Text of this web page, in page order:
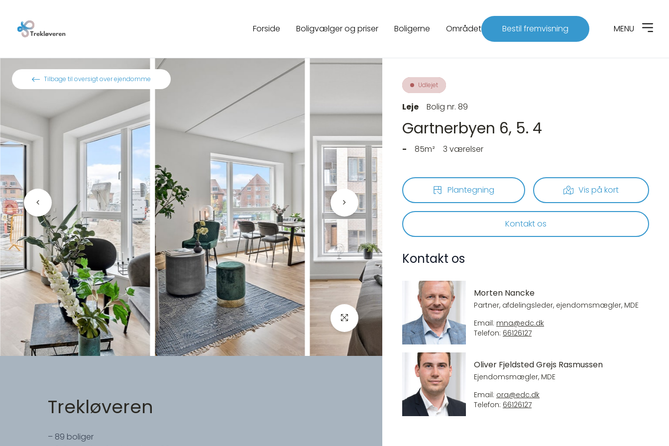
Forside Boligvælger og priser Boligerne Området Bestil fremvisning MENU
Tilbage til oversigt over ejendomme
Udlejet
Leje Bolig nr. 89
Gartnerbyen 6, 5. 4
- 85m² 3 værelser
Plantegning Vis på kort
Kontakt os
Kontakt os
Morten Nancke
Partner, afdelingsleder, ejendomsmægler, MDE
Email: mna@edc.dk
Telefon: 66126127
Oliver Fjeldsted Grejs Rasmussen
Ejendomsmægler, MDE
Email: ora@edc.dk
Telefon: 66126127
Trekløveren
– 89 boliger